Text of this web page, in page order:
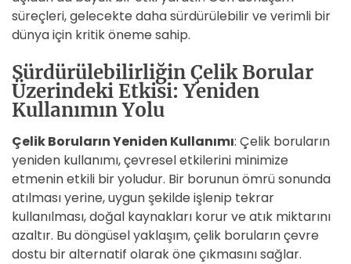
süreçleri, gelecekte daha sürdürülebilir ve verimli bir
dünya için kritik öneme sahip.
Sürdürülebilirliğin Çelik Borular
Üzerindeki Etkisi: Yeniden
Kullanımın Yolu
Çelik Boruların Yeniden Kullanımı: Çelik boruların
yeniden kullanımı, çevresel etkilerini minimize
etmenin etkili bir yoludur. Bir borunun ömrü sonunda
atılması yerine, uygun şekilde işlenip tekrar
kullanılması, doğal kaynakları korur ve atık miktarını
azaltır. Bu döngüsel yaklaşım, çelik boruların çevre
dostu bir alternatif olarak öne çıkmasını sağlar.